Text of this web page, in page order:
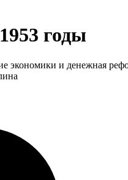
годы
и денежная